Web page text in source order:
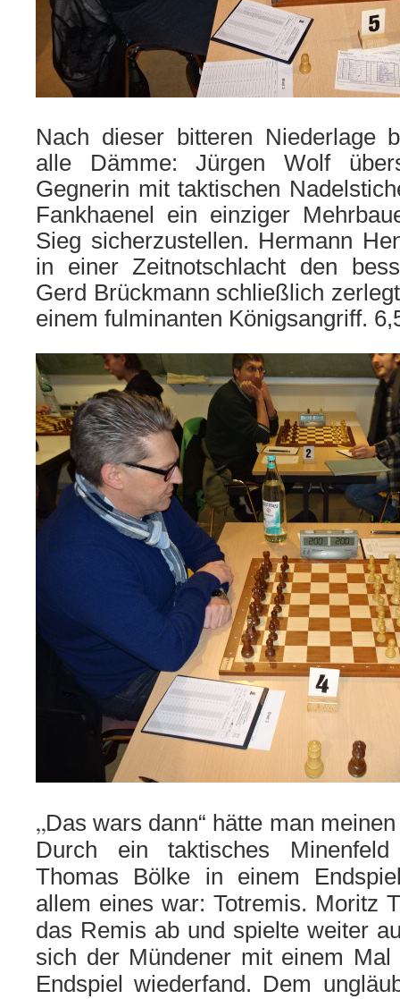
Nach dieser bitteren Niederlage
alle Dämme: Jürgen Wolf
Gegnerin mit taktischen
Fankhaenel ein einziger
Sieg sicherzustellen. Hermann
in einer Zeitnotschlacht den
Gerd Brückmann schließlich
einem fulminanten Königsangriff.
„Das wars dann“ hätte man
Durch ein taktisches
Thomas Bölke in einem
allem eines war: Totremis. Moritz
das Remis ab und spielte weiter
sich der Mündener mit einem Mal
Endspiel wiederfand. Dem